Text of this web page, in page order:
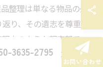
整理は単なる物品の処
り、その遺志を尊重す
内のような都市部で
するために、プロのサ
3635-2795
お問い合わせ